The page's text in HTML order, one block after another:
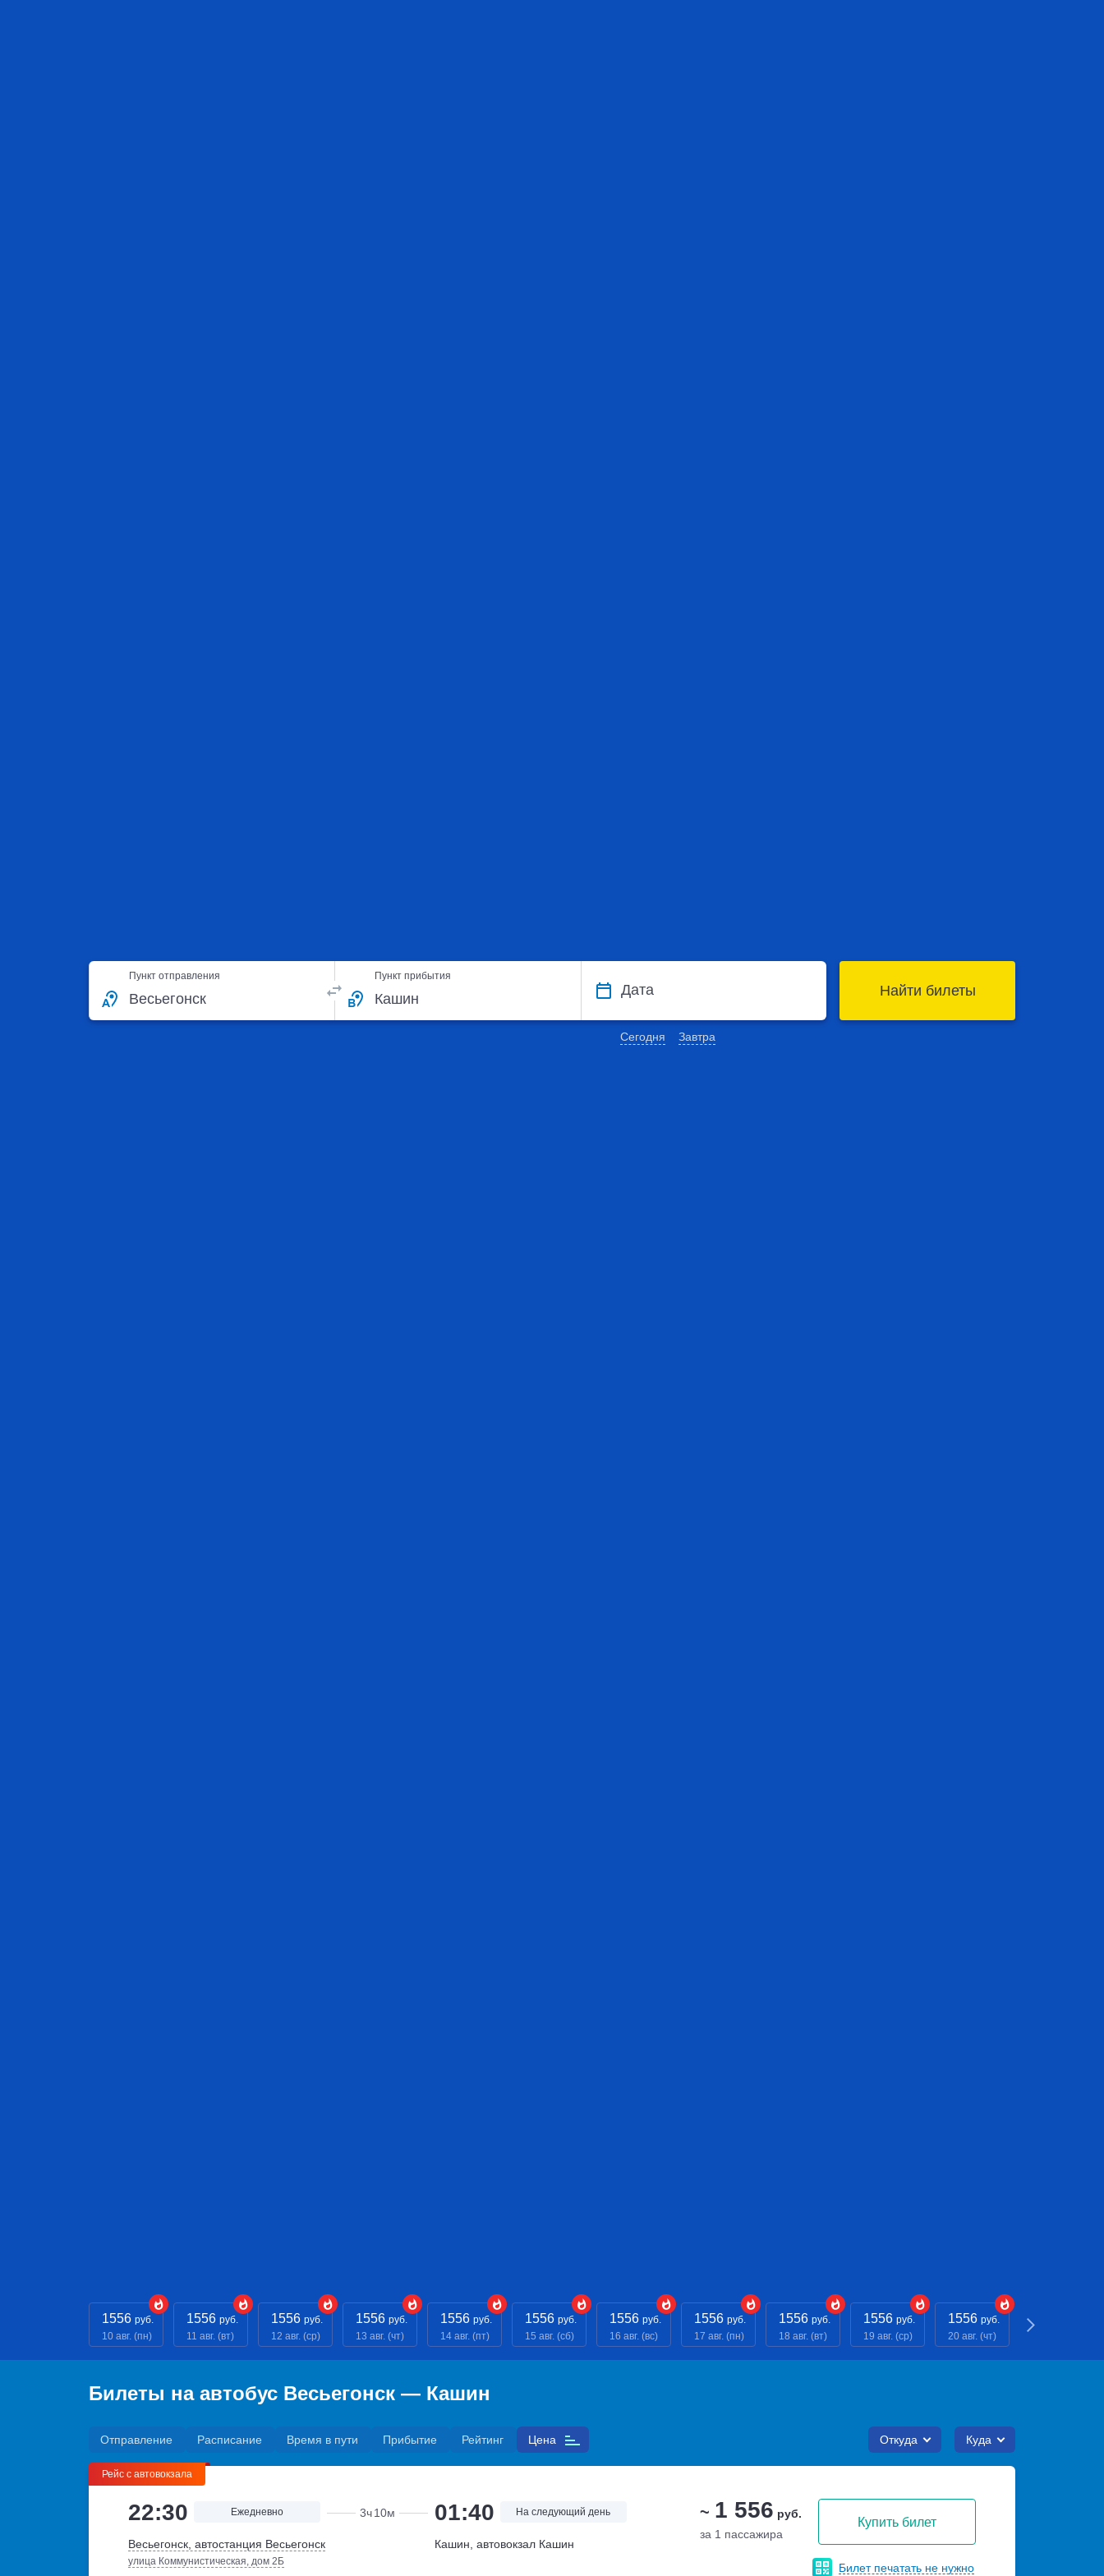
Пункт отправления Пункт прибытия
Дата
Сегодня Завтра
Найти билеты
1556 руб.
10 авг. (пн)
1556 руб.
11 авг. (вт)
1556 руб.
12 авг. (ср)
1556 руб.
13 авг. (чт)
1556 руб.
14 авг. (пт)
1556 руб.
15 авг. (сб)
1556 руб.
16 авг. (вс)
1556 руб.
17 авг. (пн)
1556 руб.
18 авг. (вт)
1556 руб.
19 авг. (ср)
1556 руб.
20 авг. (чт)
Билеты на автобус Весьегонск — Кашин
Отправление Расписание Время в пути Прибытие Рейтинг Цена Откуда Куда
Рейс с автовокзала
22:30 Ежедневно 3ч10м 01:40 На следующий день ~ 1 556 руб.
за 1 пассажира
Купить билет
Билет печатать не нужно
Весьегонск, автостанция Весьегонск
улица Коммунистическая, дом 2Б
Кашин, автовокзал Кашин